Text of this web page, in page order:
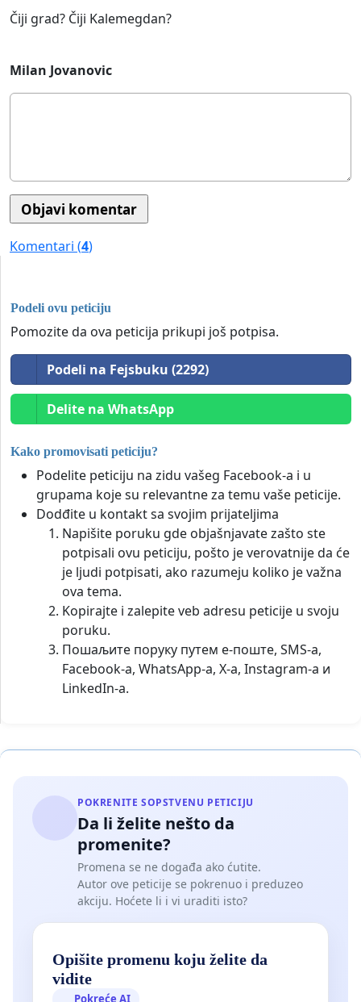
Čiji grad? Čiji Kalemegdan?
Milan Jovanovic
Komentari (4)
Podeli ovu peticiju
Pomozite da ova peticija prikupi još potpisa.
Podeli na Fejsbuku (2292)
Delite na WhatsApp
Kako promovisati peticiju?
Podelite peticiju na zidu vašeg Facebook-a i u
grupama koje su relevantne za temu vaše peticije.
Dodđite u kontakt sa svojim prijateljima
Napišite poruku gde objašnjavate zašto ste
potpisali ovu peticiju, pošto je verovatnije da će
je ljudi potpisati, ako razumeju koliko je važna
ova tema.
Kopirajte i zalepite veb adresu peticije u svoju
poruku.
Пошаљите поруку путем е-поште, SMS-а,
Facebook-а, WhatsApp-а, X-а, Instagram-а и
LinkedIn-а.
POKRENITE SOPSTVENU PETICIJU
Da li želite nešto da
promenite?
Promena se ne događa ako ćutite.
Autor ove peticije se pokrenuo i preduzeo
akciju. Hoćete li i vi uraditi isto?
Opišite promenu koju želite da
vidite
Pokreće AI